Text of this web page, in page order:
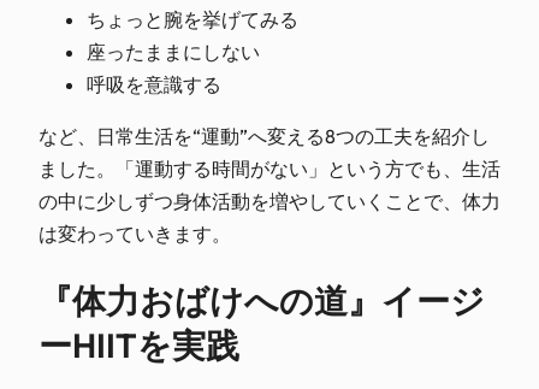
ちょっと腕を挙げてみる
座ったままにしない
呼吸を意識する
など、日常生活を“運動”へ変える8つの工夫を紹介し
ました。「運動する時間がない」という方でも、生活
の中に少しずつ身体活動を増やしていくことで、体力
は変わっていきます。
『体力おばけへの道』イージ
ーHIITを実践